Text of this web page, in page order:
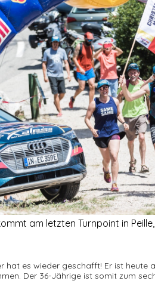
am letzten Turnpoint in
hat es wieder geschafft! Er ist heute
Der 36-Jährige ist somit zum